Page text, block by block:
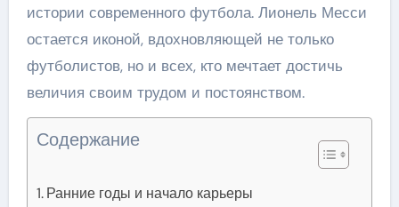
истории современного футбола. Лионель Месси
остается иконой, вдохновляющей не только
футболистов, но и всех, кто мечтает достичь
величия своим трудом и постоянством.
Содержание
Ранние годы и начало карьеры